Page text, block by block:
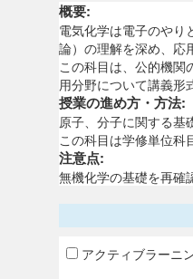
概要:
電気化学は電子のやり
論）の理解を深め、応
この科目は、公的機関
用分野について講義形
授業の進め方・方法:
原子、分子に関する基
この科目は学修単位科
注意点:
無機化学の基礎を再確
アクティブラーニ